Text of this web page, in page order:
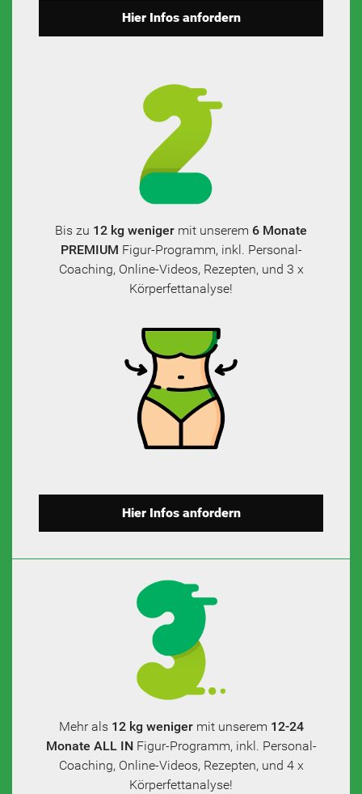
Hier Infos anfordern
Bis zu 12 kg weniger mit unserem 6 Monate
PREMIUM Figur-Programm, inkl. Personal-
Coaching, Online-Videos, Rezepten, und 3 x
Körperfettanalyse!
Hier Infos anfordern
Mehr als 12 kg wenigermit unserem 12-24
Monate ALL INFigur-Programm, inkl. Personal-
Coaching, Online-Videos, Rezepten, und 4 x
Körperfettanalyse!